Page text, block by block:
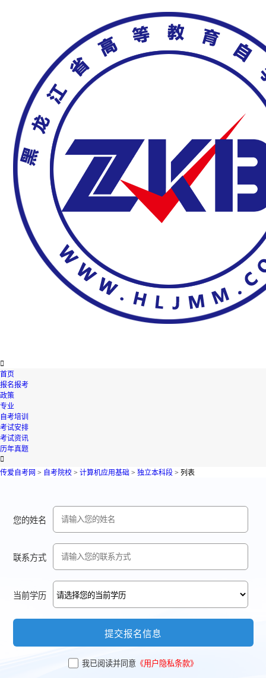

首页
报名报考
政策
专业
自考培训
考试安排
考试资讯
历年真题

传爱自考网 > 自考院校 > 计算机应用基础 > 独立本科段 > 列表
您的姓名
联系方式
当前学历
提交报名信息
我已阅读并同意 《用户隐私条款》